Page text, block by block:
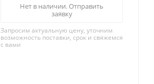
Нет в наличии. Отправить
заявку
Запросим актуальную цену, уточним
возможность поставки, срок и свяжемся
с вами